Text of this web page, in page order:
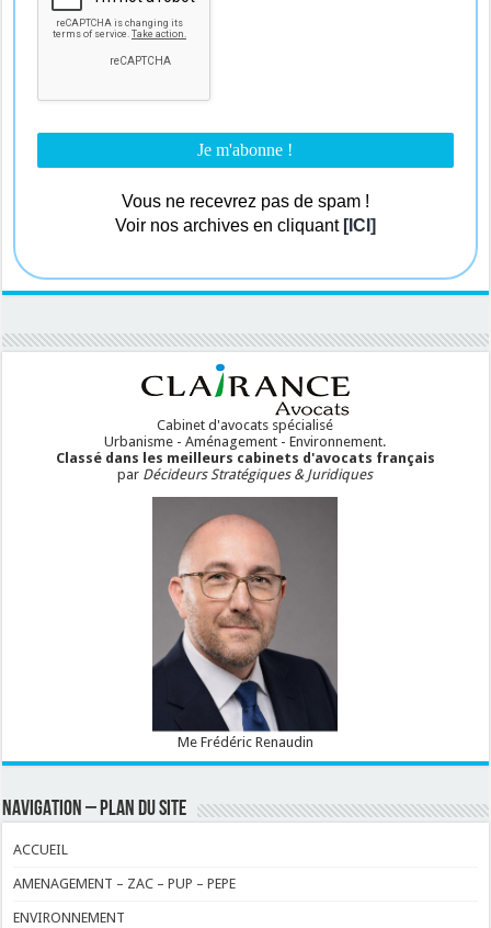
Vous ne recevrez pas de spam !
Voir nos archives en cliquant [ICI]
Cabinet d'avocats spécialisé
Urbanisme - Aménagement - Environnement.
Classé dans les meilleurs cabinets d'avocats français
par Décideurs Stratégiques & Juridiques
Me Frédéric Renaudin
NAVIGATION – PLAN DU SITE
ACCUEIL
AMENAGEMENT – ZAC – PUP – PEPE
ENVIRONNEMENT